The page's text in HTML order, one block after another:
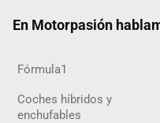
En Motorpasión
Fórmula1
Coches híbridos y
enchufables